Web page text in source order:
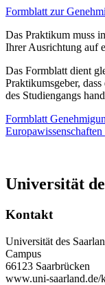
Formblatt zur
Das Praktikum muss
Ihrer Ausrichtung auf
Das Formblatt dient
Praktikumsgeber,
des Studiengangs
Formblatt
Universität
Kontakt
Universität des
Campus
66123 Saarbrücken
www.uni-saarland.de/